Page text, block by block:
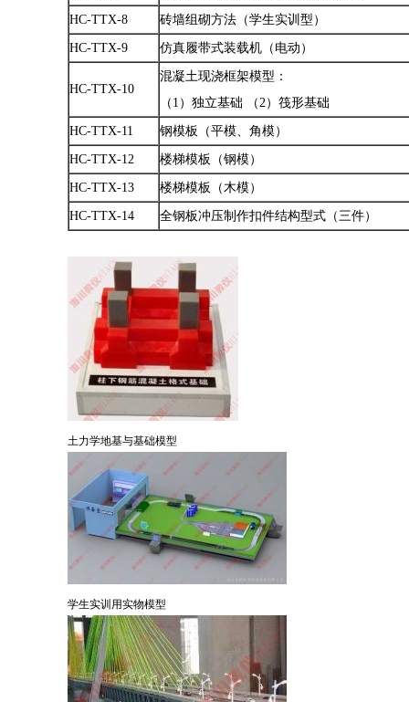
HC-TTX-8 砖墙组砌方法（学生实训型）
HC-TTX-9 仿真履带式装载机（电动）
HC-TTX-10
混凝土现浇框架模型：
（1）独立基础 （2）筏形基础
HC-TTX-11 钢模板（平模、角模）
HC-TTX-12 楼梯模板（钢模）
HC-TTX-13 楼梯模板（木模）
HC-TTX-14 全钢板冲压制作扣件结构型式（三件）
土力学地基与基础模型
学生实训用实物模型